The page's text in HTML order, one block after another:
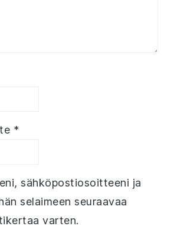
*
sähköpostiosoitteeni ja
selaimeen seuraavaa
varten.